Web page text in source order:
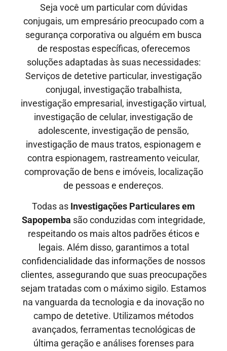
Seja você um particular com dúvidas
conjugais, um empresário preocupado com a
segurança corporativa ou alguém em busca
de respostas específicas, oferecemos
soluções adaptadas às suas necessidades:
Serviços de detetive particular, investigação
conjugal, investigação trabalhista,
investigação empresarial, investigação virtual,
investigação de celular, investigação de
adolescente, investigação de pensão,
investigação de maus tratos, espionagem e
contra espionagem, rastreamento veicular,
comprovação de bens e imóveis, localização
de pessoas e endereços.
Todas as Investigações Particulares em
Sapopemba são conduzidas com integridade,
respeitando os mais altos padrões éticos e
legais. Além disso, garantimos a total
confidencialidade das informações de nossos
clientes, assegurando que suas preocupações
sejam tratadas com o máximo sigilo. Estamos
na vanguarda da tecnologia e da inovação no
campo de detetive. Utilizamos métodos
avançados, ferramentas tecnológicas de
última geração e análises forenses para